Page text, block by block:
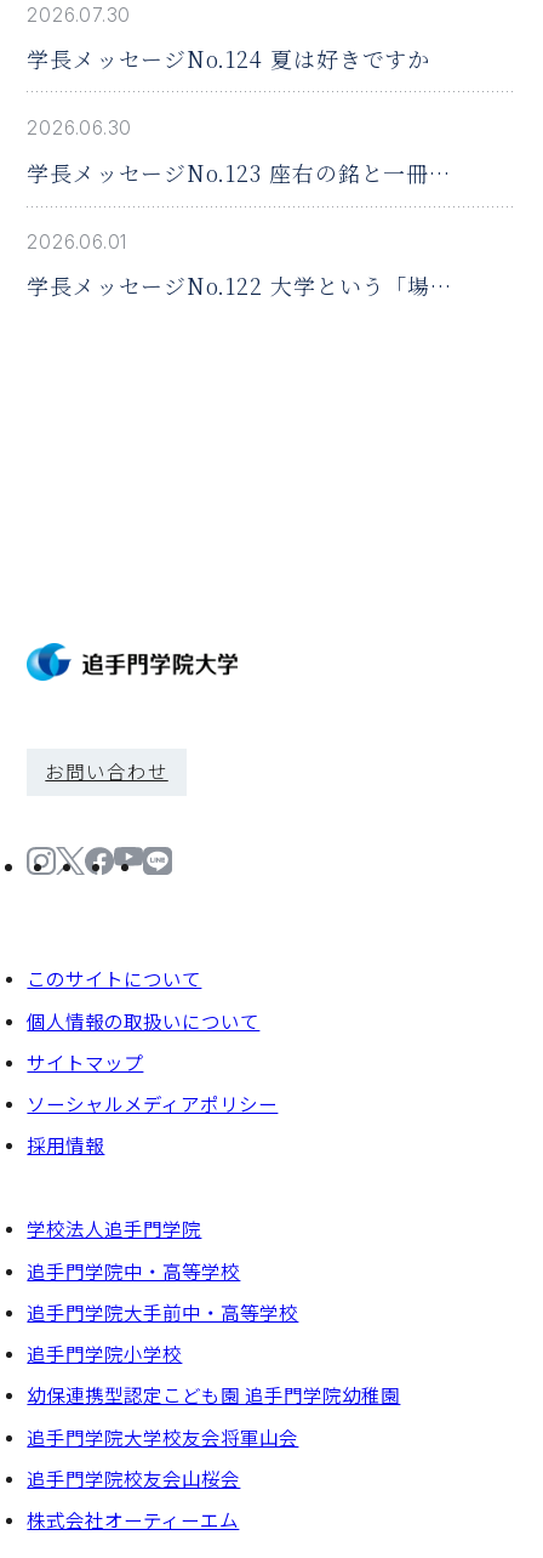
2026.07.30
学長メッセージNo.124 夏は好きですか
2026.06.30
学長メッセージNo.123 座右の銘と一冊の
本
2026.06.01
学長メッセージNo.122 大学という「場」
お問い合わせ
このサイトについて
個⼈情報の取扱いについて
サイトマップ
ソーシャルメディアポリシー
採⽤情報
学校法人追手門学院
追手門学院中・高等学校
追手門学院大手前中・高等学校
追手門学院小学校
幼保連携型認定こども園 追手門学院幼稚園
追手門学院大学校友会将軍山会
追手門学院校友会山桜会
株式会社オーティーエム